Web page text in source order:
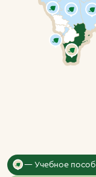
— Учебное